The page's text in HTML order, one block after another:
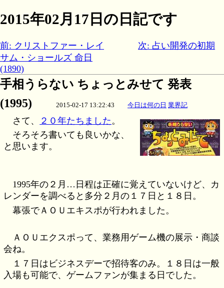
2015年02月17日の日記です
前: クリストファー・レイ
サム・ショールズ 命日
(1890)
次: 占い開発の初期
手相うらない ちょっとみせて 発表
(1995)
2015-02-17 13:22:43 今日は何の日 業界記
さて、 ２０年たちました 。
そろそろ書いても良いかな、
と思います。
1995年の２月…日程は正確に覚えていないけど、カ
レンダーを調べると多分２月の１７日と１８日。
幕張でＡＯＵエキスポが行われました。
ＡＯＵエクスポって、業務用ゲーム機の展示・商談
会ね。
１７日はビジネスデーで招待客のみ。１８日は一般
入場も可能で、ゲームファンが集まる日でした。